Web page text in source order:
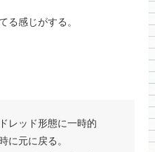
る感じがする。
レッド形態に一時的
に元に戻る。